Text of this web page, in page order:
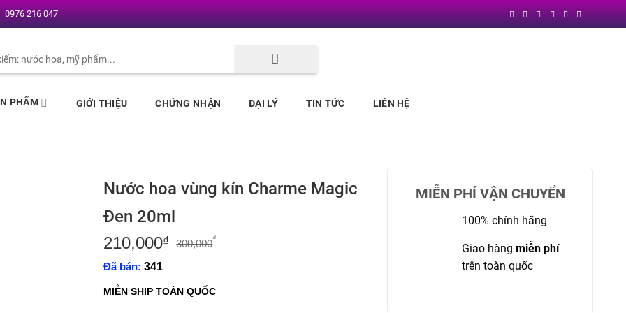
0976 216 047
PHẨM GIỚI THIỆU CHỨNG NHẬN ĐẠI LÝ TIN TỨC LIÊN HỆ
Nước hoa vùng kín Charme Magic
Đen 20ml
300,000₫
210,000₫
Đã bán:341
MIỄN SHIP TOÀN QUỐC
MIỄN PHÍ VẬN CHUYỂN
100% chính hãng
Giao hàng miễn phí
trên toàn quốc